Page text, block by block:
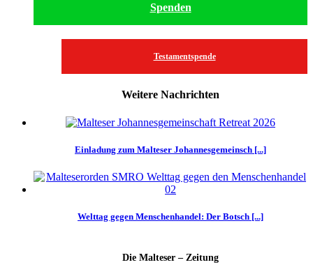
Spenden
Testamentspende
Weitere Nachrichten
Einladung zum Malteser Johannesgemeinsch [...]
Welttag gegen Menschenhandel: Der Botsch [...]
Die Malteser – Zeitung